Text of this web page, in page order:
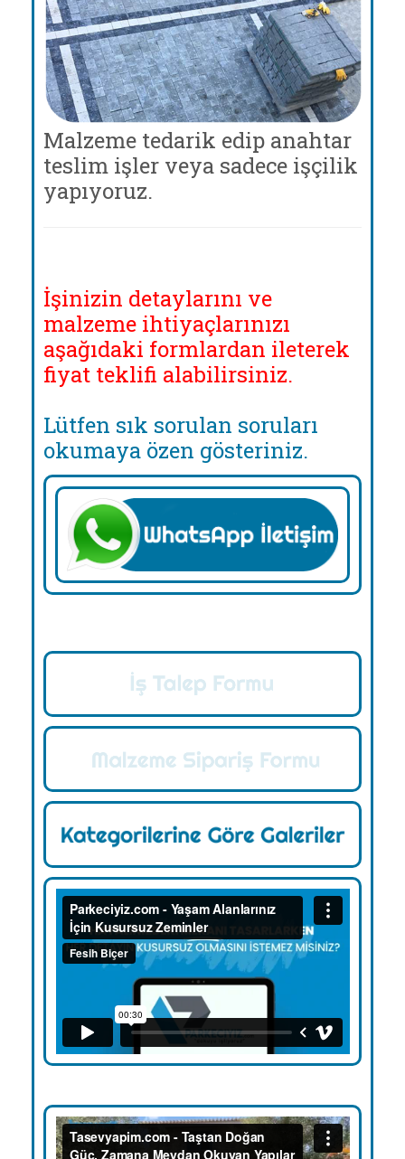
Malzeme tedarik edip anahtar
teslim işler veya sadece işçilik
yapıyoruz.
İşinizin detaylarını ve
malzeme ihtiyaçlarınızı
aşağıdaki formlardan ileterek
fiyat teklifi alabilirsiniz.
Lütfen sık sorulan soruları
okumaya özen gösteriniz.